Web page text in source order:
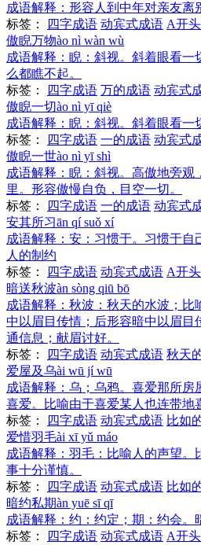
成语解释： 形容人到中年对亲友离
标签：
四字成语 动宾式成语 A开
傲睨万物ào nì wàn wù
成语解释： 睨：斜视。斜着眼看一
么都瞧不起。
标签：
四字成语 万的成语 动宾式
傲睨一切ào nì yī qiè
成语解释： 睨：斜视。斜着眼看一
标签：
四字成语 一的成语 动宾式
傲睨一世ào nì yī shì
成语解释： 睨：斜视。高傲地旁观
里。形容傲慢自负，目空一切。
标签：
四字成语 一的成语 动宾式
安其所习ān qí suǒ xí
成语解释： 安：习惯于。习惯于自
人的制约
标签：
四字成语 动宾式成语 A开
暗送秋波àn sòng qiū bō
成语解释： 秋波：秋天的水波；比
中以眉目传情；后形容暗中以眉目
通信息；献眉讨好。
标签：
四字成语 动宾式成语 秋天
爱屋及乌ài wū jí wū
成语解释： 乌；乌鸦。喜爱那所房
喜爱。比喻由于喜爱某人也连带地
标签：
四字成语 动宾式成语 比如
爱惜羽毛ài xī yǔ máo
成语解释： 羽毛：比喻人的声望。
事十分谨慎。
标签：
四字成语 动宾式成语 比如
暗约私期àn yuē sī qī
成语解释： 约：约定；期：约会。
标签：
四字成语 动宾式成语 A开